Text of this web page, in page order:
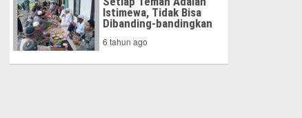
Istimewa, Tidak Bisa
Dibanding-bandingkan
6 tahun ago